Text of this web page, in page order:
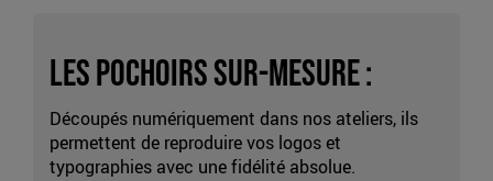
Les Pochoirs sur-mesure :
Découpés numériquement dans nos ateliers, ils
permettent de reproduire vos logos et
typographies avec une fidélité absolue.